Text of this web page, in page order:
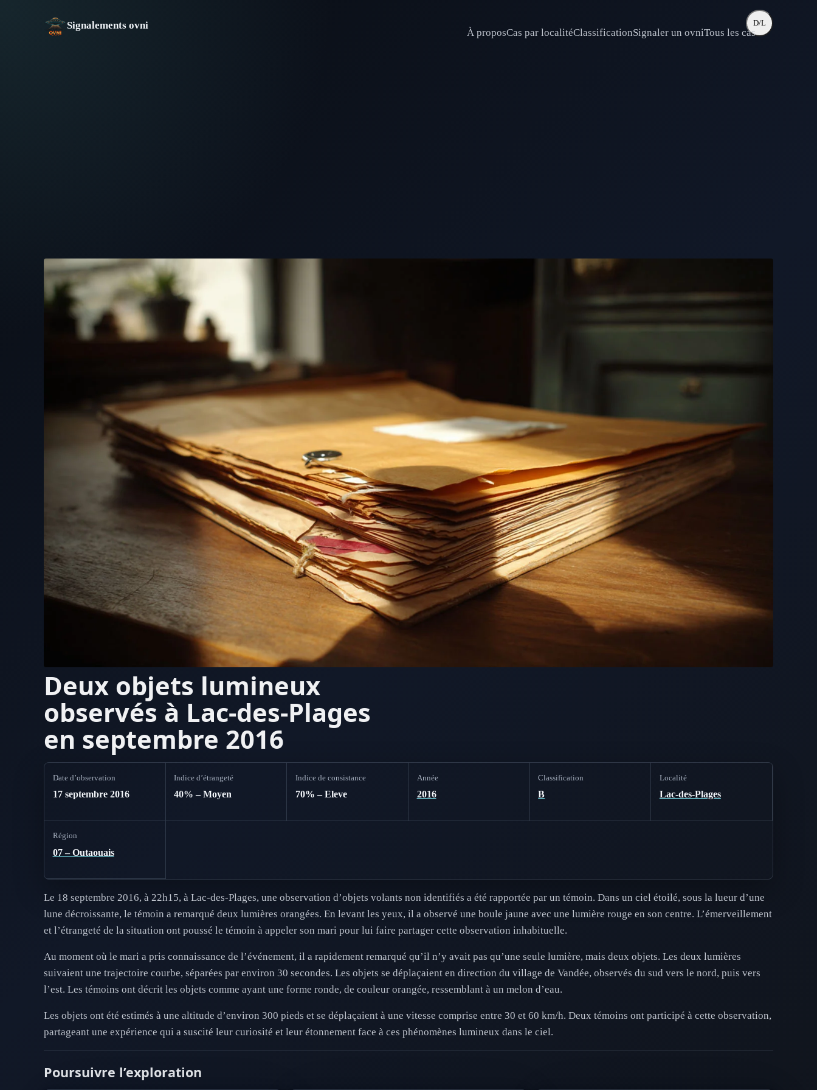
Signalements ovni
À proposCas par localitéClassificationSignaler un ovniTous les cas
D/L
Deux objets lumineux
observés à Lac-des-Plages
en septembre 2016
Date d’observation
17 septembre 2016
Indice d’étrangeté
40% – Moyen
Indice de consistance
70% – Eleve
Année
2016
Classification
B
Localité
Lac-des-Plages
Région
07 – Outaouais
Le 18 septembre 2016, à 22h15, à Lac-des-Plages, une observation d’objets volants non identifiés a été rapportée par un témoin. Dans un ciel étoilé, sous la lueur d’une
lune décroissante, le témoin a remarqué deux lumières orangées. En levant les yeux, il a observé une boule jaune avec une lumière rouge en son centre. L’émerveillement
et l’étrangeté de la situation ont poussé le témoin à appeler son mari pour lui faire partager cette observation inhabituelle.
Au moment où le mari a pris connaissance de l’événement, il a rapidement remarqué qu’il n’y avait pas qu’une seule lumière, mais deux objets. Les deux lumières
suivaient une trajectoire courbe, séparées par environ 30 secondes. Les objets se déplaçaient en direction du village de Vandée, observés du sud vers le nord, puis vers
l’est. Les témoins ont décrit les objets comme ayant une forme ronde, de couleur orangée, ressemblant à un melon d’eau.
Les objets ont été estimés à une altitude d’environ 300 pieds et se déplaçaient à une vitesse comprise entre 30 et 60 km/h. Deux témoins ont participé à cette observation,
partageant une expérience qui a suscité leur curiosité et leur étonnement face à ces phénomènes lumineux dans le ciel.
Poursuivre l’exploration